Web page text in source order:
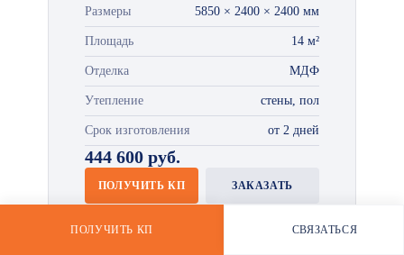
Размеры 5850 × 2400 × 2400 мм
Площадь 14 м²
Отделка МДФ
Утепление стены, пол
Срок изготовления от 2 дней
444 600 руб.
ПОЛУЧИТЬ КП ЗАКАЗАТЬ
ПОЛУЧИТЬ КП СВЯЗАТЬСЯ